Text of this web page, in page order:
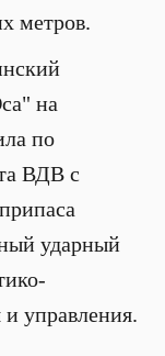
метров.
на
по
ВДВ с
ударный
и управления.